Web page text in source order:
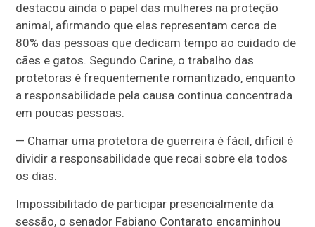
destacou ainda o papel das mulheres na proteção
animal, afirmando que elas representam cerca de
80% das pessoas que dedicam tempo ao cuidado de
cães e gatos. Segundo Carine, o trabalho das
protetoras é frequentemente romantizado, enquanto
a responsabilidade pela causa continua concentrada
em poucas pessoas.
— Chamar uma protetora de guerreira é fácil, difícil é
dividir a responsabilidade que recai sobre ela todos
os dias.
Impossibilitado de participar presencialmente da
sessão, o senador Fabiano Contarato encaminhou